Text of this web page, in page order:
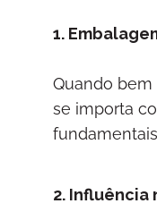
1.
Quando bem
se importa
2.